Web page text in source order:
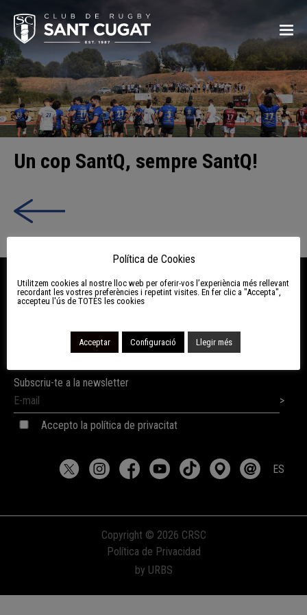
Un cop SantQ, sempre SantQ!
CRSC
08174 Sant Cugat del Vallès
Subscriu-te a la newsletter
Accepto la política de privacitat
ES
Copyright © 2026 CRSC
Política de Privacidad
by URBS
Política de Cookies
Utilitzem cookies al nostre lloc web per oferir-vos l’experiència més rellevant
recordant les vostres preferències i repetint visites. En fer clic a "Accepta",
accepteu l'ús de TOTES les cookies
Acceptar Configuració Llegir més